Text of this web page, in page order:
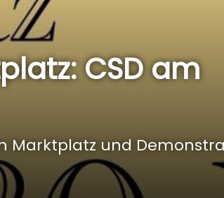
CSD am
Marktplatz und